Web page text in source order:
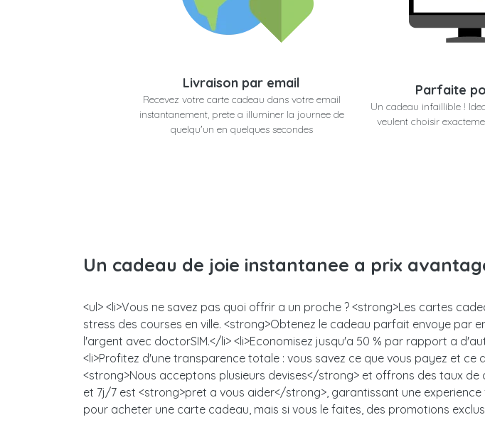
Livraison par email
Recevez votre carte cadeau dans votre email
instantanement, prete a illuminer la journee de
quelqu'un en quelques secondes
Parfaite
Un cadeau infaillible !
veulent choisir
Un cadeau de joie instantanee a prix
<ul> <li>Vous ne savez pas quoi offrir a un proche ? <strong>Les cartes
stress des courses en ville. <strong>Obtenez le cadeau parfait envoye par
l'argent avec doctorSIM.</li> <li>Economisez jusqu'a 50 % par rapport a
<li>Profitez d'une transparence totale : vous savez ce que vous payez et ce
<strong>Nous acceptons plusieurs devises</strong> et offrons des taux
et 7j/7 est <strong>pret a vous aider</strong>, garantissant une
pour acheter une carte cadeau, mais si vous le faites, des promotions